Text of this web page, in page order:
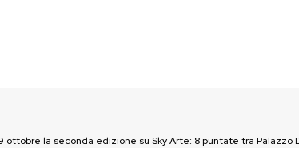
ottobre la seconda edizione su Sky Arte: 8 puntate tra Palazzo